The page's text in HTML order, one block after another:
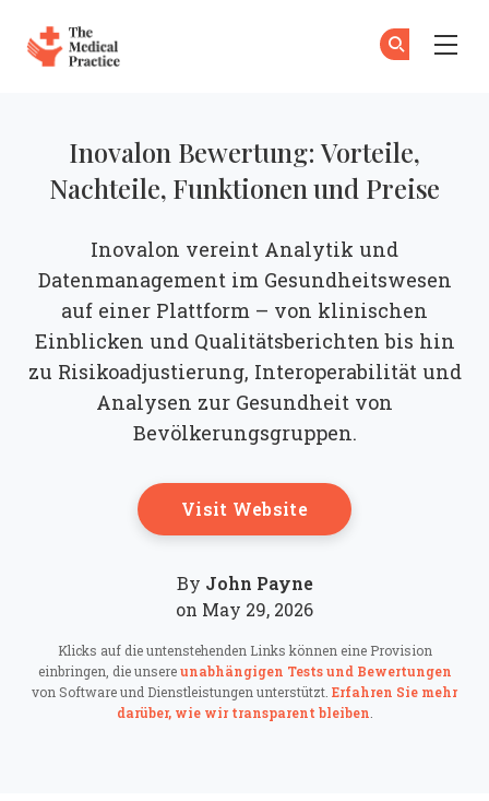
Inovalon Bewertung: Vorteile,
Nachteile, Funktionen und Preise
Inovalon vereint Analytik und
Datenmanagement im Gesundheitswesen
auf einer Plattform – von klinischen
Einblicken und Qualitätsberichten bis hin
zu Risikoadjustierung, Interoperabilität und
Analysen zur Gesundheit von
Bevölkerungsgruppen.
Visit WebsiteOpens New
By John Payne
on May 29, 2026
Klicks auf die untenstehenden Links können eine Provision
einbringen, die unsereunabhängigen Tests und Bewertungen
von Software und Dienstleistungen unterstützt. Erfahren Sie mehr
darüber, wie wir transparent bleiben